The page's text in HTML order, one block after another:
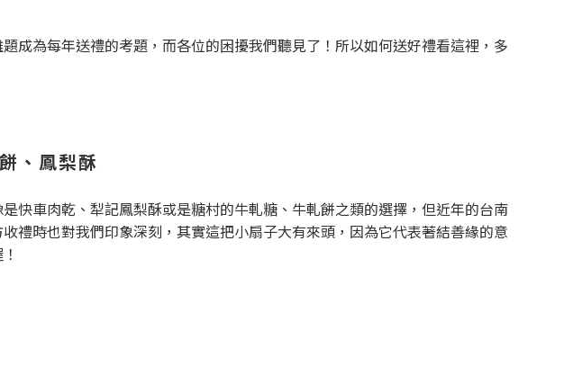
成為每年送禮的考題，而各位的困擾我們聽見了！所以如何送好禮看這裡，多
、鳳梨酥
快車肉乾、犁記鳳梨酥或是糖村的牛軋糖、牛軋餅之類的選擇，但近年的台南
禮時也對我們印象深刻，其實這把小扇子大有來頭，因為它代表著結善緣的意